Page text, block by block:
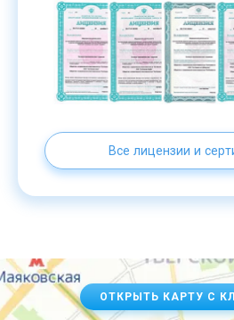
Все лицензии и
ОТКРЫТЬ КАРТУ С